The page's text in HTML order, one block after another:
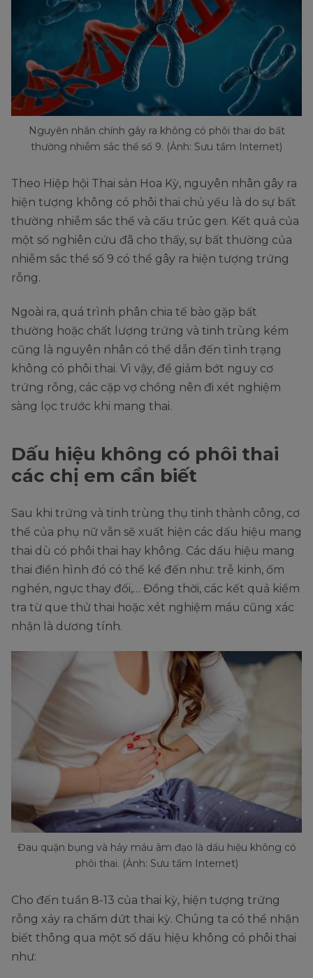
Nguyên nhân chính gây ra không có phôi thai do bất
thường nhiễm sắc thể số 9. (Ảnh: Sưu tầm Internet)
Theo Hiệp hội Thai sản Hoa Kỳ, nguyên nhân gây ra
hiện tượng không có phôi thai chủ yếu là do sự bất
thường nhiễm sắc thể và cấu trúc gen. Kết quả của
một số nghiên cứu đã cho thấy, sự bất thường của
nhiễm sắc thể số 9 có thể gây ra hiện tượng trứng
rỗng.
Ngoài ra, quá trình phân chia tế bào gặp bất
thường hoặc chất lượng trứng và tinh trùng kém
cũng là nguyên nhân có thể dẫn đến tình trạng
không có phôi thai. Vì vậy, để giảm bớt nguy cơ
trứng rỗng, các cặp vợ chồng nên đi xét nghiệm
sàng lọc trước khi mang thai.
Dấu hiệu không có phôi thai
các chị em cần biết
Sau khi trứng và tinh trùng thụ tinh thành công, cơ
thể của phụ nữ vẫn sẽ xuất hiện các dấu hiệu mang
thai dù có phôi thai hay không. Các dấu hiệu mang
thai điển hình đó có thể kể đến như: trễ kinh, ốm
nghén, ngực thay đổi,… Đồng thời, các kết quả kiểm
tra từ que thử thai hoặc xét nghiệm máu cũng xác
nhận là dương tính.
Đau quặn bụng và hảy máu âm đạo là dấu hiệu không có
phôi thai. (Ảnh: Sưu tầm Internet)
Cho đến tuần 8-13 của thai kỳ, hiện tượng trứng
rỗng xảy ra chấm dứt thai kỳ. Chúng ta có thể nhận
biết thông qua một số dấu hiệu không có phôi thai
như: